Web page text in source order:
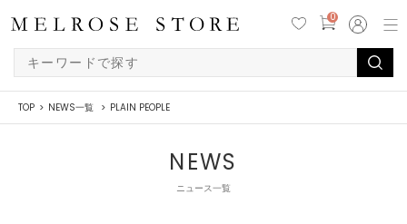
0
TOP NEWS一覧 PLAIN PEOPLE
NEWS
ニュース一覧